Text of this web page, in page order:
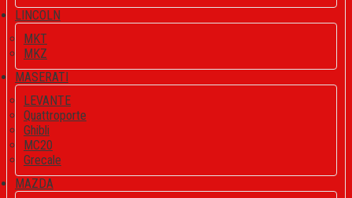
LINCOLN
MKT
MKZ
MASERATI
LEVANTE
Quattroporte
Ghibli
MC20
Grecale
MAZDA